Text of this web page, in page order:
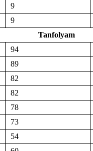
9
9
Tanfolyam
94
89
82
82
78
73
54